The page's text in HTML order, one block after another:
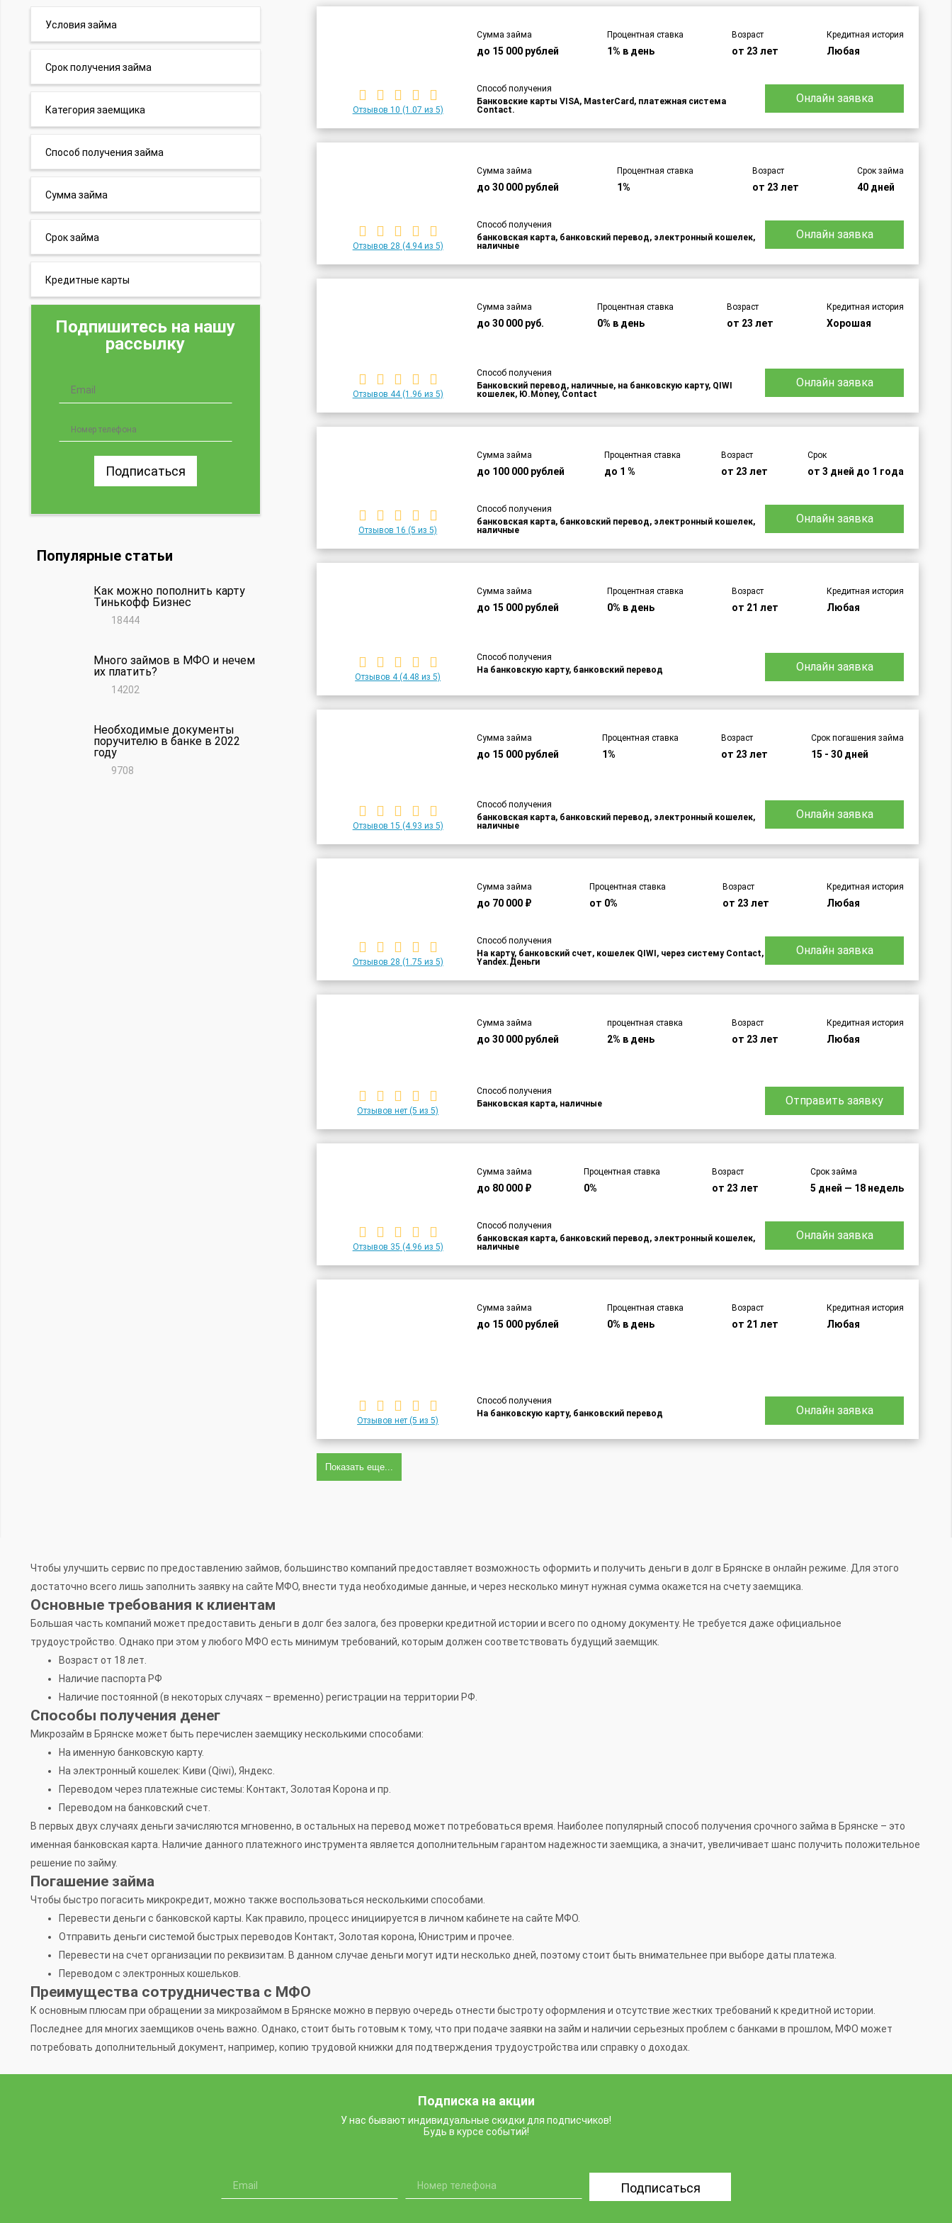
Условия займа
Срок получения займа
Категория заемщика
Способ получения займа
Сумма займа
Срок займа
Кредитные карты
Подпишитесь на нашу
рассылку
Подписаться
Популярные статьи
Как можно пополнить карту
Тинькофф Бизнес
18444
Много займов в МФО и нечем
их платить?
14202
Необходимые документы
поручителю в банке в 2022
году
9708
Отзывов 10 (1.07 из 5)
Сумма займа
до 15 000 рублей
Процентная ставка
1% в день
Возраст
от 23 лет
Кредитная история
Любая
Способ получения
Банковские карты VISA, MasterCard, платежная система
Contact.
Онлайн заявка
Отзывов 28 (4.94 из 5)
Сумма займа
до 30 000 рублей
Процентная ставка
1%
Возраст
от 23 лет
Срок займа
40 дней
Способ получения
банковская карта, банковский перевод, электронный кошелек,
наличные
Онлайн заявка
Отзывов 44(1.96 из 5)
Сумма займа
до 30 000 руб.
Процентная ставка
0% в день
Возраст
от 23 лет
Кредитная история
Хорошая
Способ получения
Банковский перевод, наличные, на банковскую карту, QIWI
кошелек, Ю.Money, Contact
Онлайн заявка
Отзывов 16 (5 из 5)
Сумма займа
до 100 000 рублей
Процентная ставка
до 1 %
Возраст
от 23 лет
Срок
от 3 дней до 1 года
Способ получения
банковская карта, банковский перевод, электронный кошелек,
наличные
Онлайн заявка
Отзывов 4(4.48 из 5)
Сумма займа
до 15 000 рублей
Процентная ставка
0% в день
Возраст
от 21 лет
Кредитная история
Любая
Способ получения
На банковскую карту, банковский перевод
Онлайн заявка
Отзывов 15 (4.93 из 5)
Сумма займа
до 15 000 рублей
Процентная ставка
1%
Возраст
от 23 лет
Срок погашения займа
15 - 30 дней
Способ получения
банковская карта, банковский перевод, электронный кошелек,
наличные
Онлайн заявка
Отзывов 28 (1.75 из 5)
Сумма займа
до 70 000 ₽
Процентная ставка
от 0%
Возраст
от 23 лет
Кредитная история
Любая
Способ получения
На карту, банковский счет, кошелек QIWI, через систему Contact,
Yandex.Деньги
Онлайн заявка
Отзывов нет (5 из 5)
Сумма займа
до 30 000 рублей
процентная ставка
2% в день
Возраст
от 23 лет
Кредитная история
Любая
Способ получения
Банковская карта, наличные
Отправить заявку
Отзывов 35 (4.96 из 5)
Сумма займа
до 80 000 ₽
Процентная ставка
0%
Возраст
от 23 лет
Срок займа
5 дней — 18 недель
Способ получения
банковская карта, банковский перевод, электронный кошелек,
наличные
Онлайн заявка
Отзывов нет (5 из 5)
Сумма займа
до 15 000 рублей
Процентная ставка
0% в день
Возраст
от 21 лет
Кредитная история
Любая
Способ получения
На банковскую карту, банковский перевод
Онлайн заявка
Показать еще...
Чтобы улучшить сервис по предоставлению займов, большинство компаний предоставляет возможность оформить и получить деньги в долг в Брянске в онлайн режиме. Для этого
достаточно всего лишь заполнить заявку на сайте МФО, внести туда необходимые данные, и через несколько минут нужная сумма окажется на счету заемщика.
Основные требования к клиентам
Большая часть компаний может предоставить деньги в долг без залога, без проверки кредитной истории и всего по одному документу. Не требуется даже официальное
трудоустройство. Однако при этом у любого МФО есть минимум требований, которым должен соответствовать будущий заемщик.
Возраст от 18 лет.
Наличие паспорта РФ
Наличие постоянной (в некоторых случаях – временно) регистрации на территории РФ.
Способы получения денег
Микрозайм в Брянске может быть перечислен заемщику несколькими способами:
На именную банковскую карту.
На электронный кошелек: Киви (Qiwi), Яндекс.
Переводом через платежные системы: Контакт, Золотая Корона и пр.
Переводом на банковский счет.
В первых двух случаях деньги зачисляются мгновенно, в остальных на перевод может потребоваться время. Наиболее популярный способ получения срочного займа в Брянске – это
именная банковская карта. Наличие данного платежного инструмента является дополнительным гарантом надежности заемщика, а значит, увеличивает шанс получить положительное
решение по займу.
Погашение займа
Чтобы быстро погасить микрокредит, можно также воспользоваться несколькими способами.
Перевести деньги с банковской карты. Как правило, процесс инициируется в личном кабинете на сайте МФО.
Отправить деньги системой быстрых переводов Контакт, Золотая корона, Юнистрим и прочее.
Перевести на счет организации по реквизитам. В данном случае деньги могут идти несколько дней, поэтому стоит быть внимательнее при выборе даты платежа.
Переводом с электронных кошельков.
Преимущества сотрудничества с МФО
К основным плюсам при обращении за микрозаймом в Брянске можно в первую очередь отнести быстроту оформления и отсутствие жестких требований к кредитной истории.
Последнее для многих заемщиков очень важно. Однако, стоит быть готовым к тому, что при подаче заявки на займ и наличии серьезных проблем с банками в прошлом, МФО может
потребовать дополнительный документ, например, копию трудовой книжки для подтверждения трудоустройства или справку о доходах.
Подписка на акции
У нас бывают индивидуальные скидки для подписчиков!
Будь в курсе событий!
Подписаться